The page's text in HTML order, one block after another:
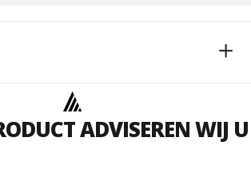
ADVISEREN WIJ U